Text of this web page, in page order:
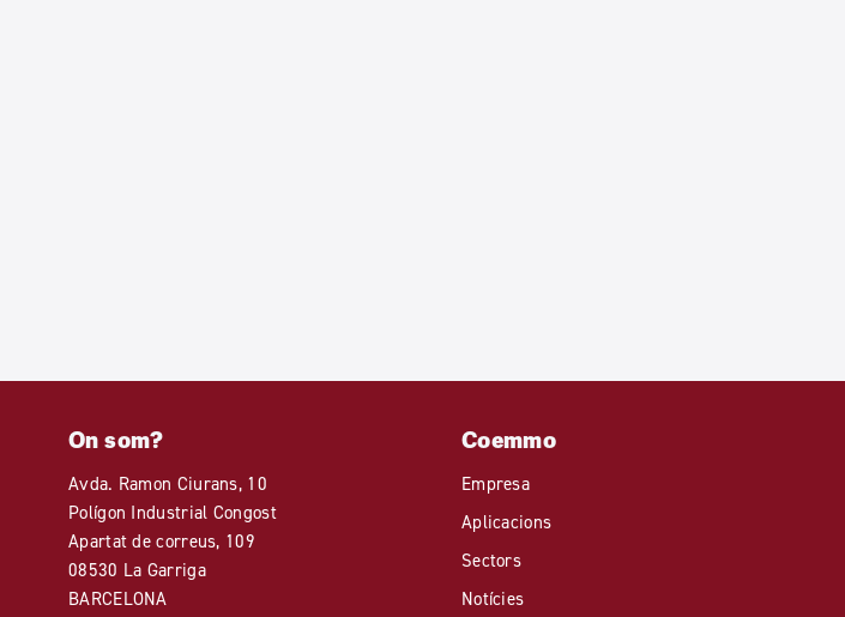
On som?
Avda. Ramon Ciurans, 10
Polígon Industrial Congost
Apartat de correus, 109
08530 La Garriga
BARCELONA
Coemmo
Empresa
Aplicacions
Sectors
Notícies